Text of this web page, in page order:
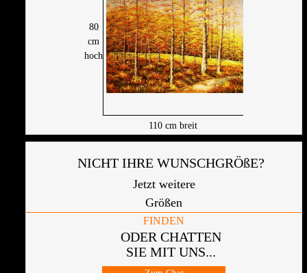
80
cm
hoch
110 cm breit
NICHT IHRE WUNSCHGRÖßE?
Jetzt weitere
Größen
FINDEN
ODER CHATTEN
SIE MIT UNS...